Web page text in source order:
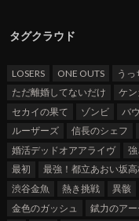
タグクラウド
LOSERS ONE OUTS うっ
ただ離婚してないだけ
ケ
セカイの果て
ゾンビ バ
ルーザーズ
信長のシェフ
婚活デッドオアアライヴ
強
最初
最強！都立あおい坂
渋谷金魚
熱き挑戦 異骸
金色のガッシュ
錻力のアー